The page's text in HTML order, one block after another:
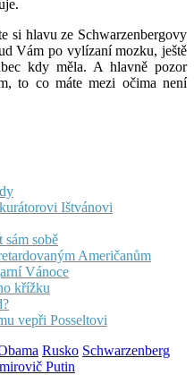
si hlavu ze Schwarzenbergovy
Vám po vylízaní mozku, ještě
kdy měla. A hlavně pozor
to co máte mezi očima není
Ištvánovi
sobě
Američanům
Vánoce
křížku
vepři Posseltovi
Rusko Schwarzenberg
Putin